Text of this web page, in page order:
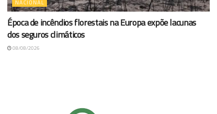
NACIONAL
Época de incêndios florestais na Europa expõe lacunas
dos seguros climáticos
08/08/2026